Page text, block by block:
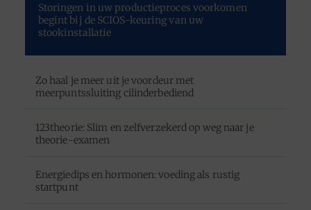
Storingen in uw productieproces voorkomen
begint bij de SCIOS-keuring van uw
stookinstallatie
Zo haal je meer uit je voordeur met
meerpuntssluiting cilinderbediend
123theorie: Slim en zelfverzekerd op weg naar je
theorie-examen
Energiedips en hormonen: voeding als rustig
startpunt